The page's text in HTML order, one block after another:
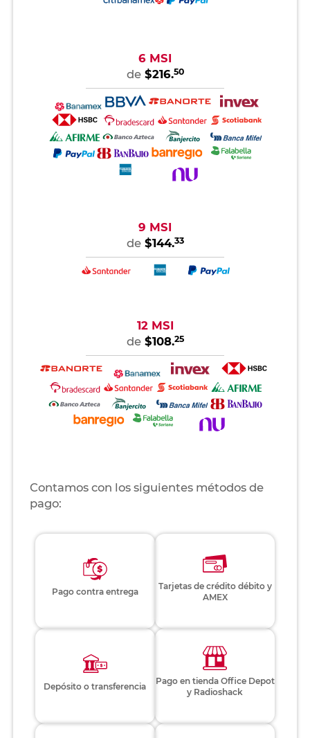
6 MSI
de $216.50
9 MSI
de $144.33
12 MSI
de $108.25
Contamos con los siguientes métodos de
pago:
Pago contra entrega
Tarjetas de crédito débito y
AMEX
Depósito o transferencia
Pago en tienda Office Depot
y Radioshack